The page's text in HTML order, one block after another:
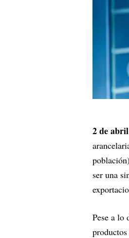
2 de
ser una
Pese a lo